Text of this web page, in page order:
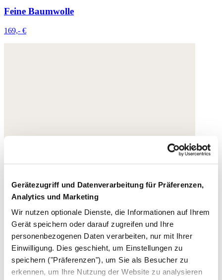
Gerätezugriff und Datenverarbeitung für Präferenzen,
Analytics und Marketing
Wir nutzen optionale Dienste, die Informationen auf Ihrem
Gerät speichern oder darauf zugreifen und Ihre
personenbezogenen Daten verarbeiten, nur mit Ihrer
Einwilligung. Dies geschieht, um Einstellungen zu
speichern ("Präferenzen"), um Sie als Besucher zu
erkennen, um Ihre Nutzung der Website zu analysieren
Feine Baumwolle
169,- €